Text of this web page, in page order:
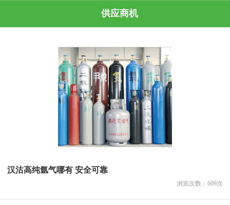
供应商机
汉沽高纯氩气哪有 安全可靠
浏览次数： 609次